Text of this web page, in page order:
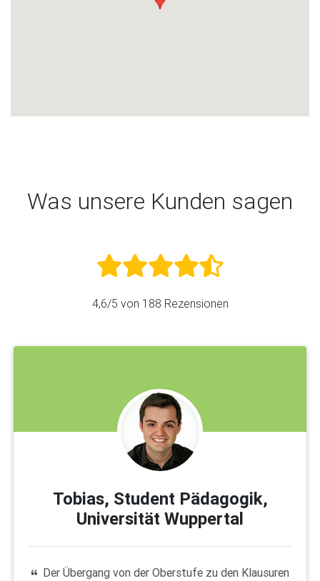
Was unsere Kunden sagen
4,6/5 von 188 Rezensionen
Tobias, Student Pädagogik,
Universität Wuppertal
Der Übergang von der Oberstufe zu den Klausuren